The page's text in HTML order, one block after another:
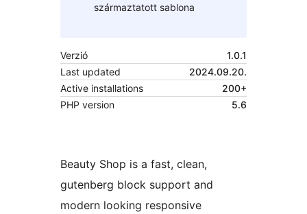
származtatott sablona
Verzió
1.0.1
Last updated
2024.09.20.
Active installations
200+
PHP version
5.6
Beauty Shop is a fast, clean,
gutenberg block support and
modern looking responsive